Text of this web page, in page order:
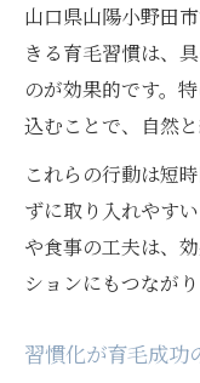
続けやすい
育毛習慣
法
習慣化が
続けやす
介
ト
山口県山陽小野田
きる育毛習慣は、
のが効果的です。
込むことで、自然
これらの行動は短
ずに取り入れやす
や食事の工夫は、
ションにもつながり
習慣化が育毛成功